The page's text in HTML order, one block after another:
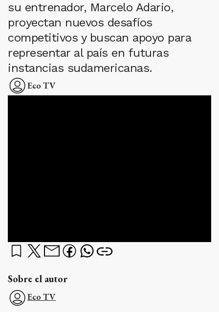
su entrenador, Marcelo Adario,
proyectan nuevos desafíos
competitivos y buscan apoyo para
representar al país en futuras
instancias sudamericanas.
Eco TV
Sobre el autor
Eco TV